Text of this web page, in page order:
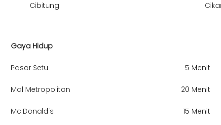
Cibitung
Gaya Hidup
Pasar Setu 5 Menit
Mal Metropolitan 20 Menit
Mc.Donald's 15 Menit